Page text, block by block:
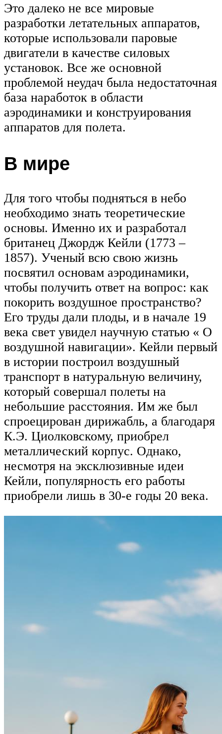
Это далеко не все мировые
разработки летательных аппаратов,
которые использовали паровые
двигатели в качестве силовых
установок. Все же основной
проблемой неудач была недостаточная
база наработок в области
аэродинамики и конструирования
аппаратов для полета.
В мире
Для того чтобы подняться в небо
необходимо знать теоретические
основы. Именно их и разработал
британец Джордж Кейли (1773 –
1857). Ученый всю свою жизнь
посвятил основам аэродинамики,
чтобы получить ответ на вопрос: как
покорить воздушное пространство?
Его труды дали плоды, и в начале 19
века свет увидел научную статью « О
воздушной навигации». Кейли первый
в истории построил воздушный
транспорт в натуральную величину,
который совершал полеты на
небольшие расстояния. Им же был
спроецирован дирижабль, а благодаря
К.Э. Циолковскому, приобрел
металлический корпус. Однако,
несмотря на эксклюзивные идеи
Кейли, популярность его работы
приобрели лишь в 30-е годы 20 века.